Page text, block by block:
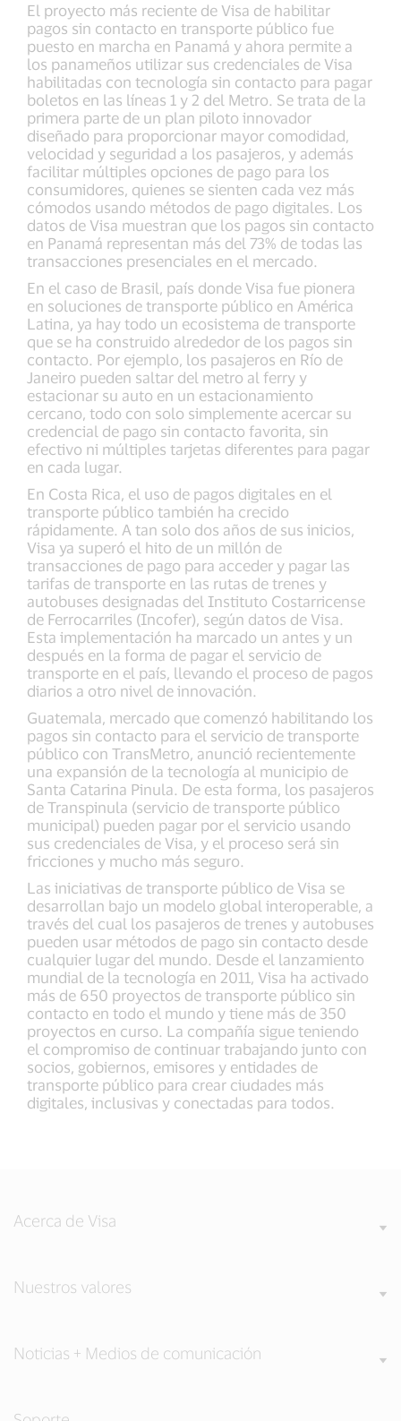
El proyecto más reciente de Visa de habilitar
pagos sin contacto en transporte público fue
puesto en marcha en Panamá y ahora permite a
los panameños utilizar sus credenciales de Visa
habilitadas con tecnología sin contacto para pagar
boletos en las líneas 1 y 2 del Metro. Se trata de la
primera parte de un plan piloto innovador
diseñado para proporcionar mayor comodidad,
velocidad y seguridad a los pasajeros, y además
facilitar múltiples opciones de pago para los
consumidores, quienes se sienten cada vez más
cómodos usando métodos de pago digitales. Los
datos de Visa muestran que los pagos sin contacto
en Panamá representan más del 73% de todas las
transacciones presenciales en el mercado.
En el caso de Brasil, país donde Visa fue pionera
en soluciones de transporte público en América
Latina, ya hay todo un ecosistema de transporte
que se ha construido alrededor de los pagos sin
contacto. Por ejemplo, los pasajeros en Río de
Janeiro pueden saltar del metro al ferry y
estacionar su auto en un estacionamiento
cercano, todo con solo simplemente acercar su
credencial de pago sin contacto favorita, sin
efectivo ni múltiples tarjetas diferentes para pagar
en cada lugar.
En Costa Rica, el uso de pagos digitales en el
transporte público también ha crecido
rápidamente. A tan solo dos años de sus inicios,
Visa ya superó el hito de un millón de
transacciones de pago para acceder y pagar las
tarifas de transporte en las rutas de trenes y
autobuses designadas del Instituto Costarricense
de Ferrocarriles (Incofer), según datos de Visa.
Esta implementación ha marcado un antes y un
después en la forma de pagar el servicio de
transporte en el país, llevando el proceso de pagos
diarios a otro nivel de innovación.
Guatemala, mercado que comenzó habilitando los
pagos sin contacto para el servicio de transporte
público con TransMetro, anunció recientemente
una expansión de la tecnología al municipio de
Santa Catarina Pinula. De esta forma, los pasajeros
de Transpinula (servicio de transporte público
municipal) pueden pagar por el servicio usando
sus credenciales de Visa, y el proceso será sin
fricciones y mucho más seguro.
Las iniciativas de transporte público de Visa se
desarrollan bajo un modelo global interoperable, a
través del cual los pasajeros de trenes y autobuses
pueden usar métodos de pago sin contacto desde
cualquier lugar del mundo. Desde el lanzamiento
mundial de la tecnología en 2011, Visa ha activado
más de 650 proyectos de transporte público sin
contacto en todo el mundo y tiene más de 350
proyectos en curso. La compañía sigue teniendo
el compromiso de continuar trabajando junto con
socios, gobiernos, emisores y entidades de
transporte público para crear ciudades más
digitales, inclusivas y conectadas para todos.
Acerca de Visa
Nuestros valores
Noticias + Medios de comunicación